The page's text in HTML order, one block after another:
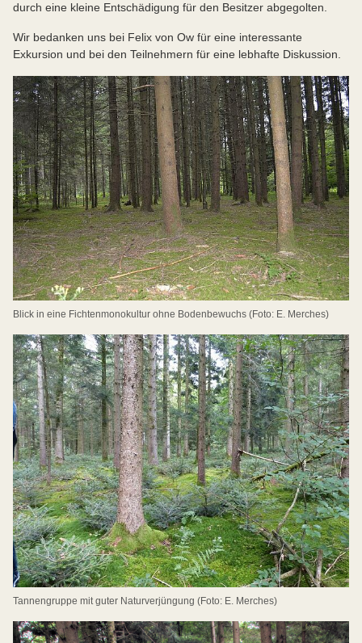
durch eine kleine Entschädigung für den Besitzer abgegolten.
Wir bedanken uns bei Felix von Ow für eine interessante
Exkursion und bei den Teilnehmern für eine lebhafte Diskussion.
Blick in eine Fichtenmonokultur ohne Bodenbewuchs (Foto: E. Merches)
Tannengruppe mit guter Naturverjüngung (Foto: E. Merches)